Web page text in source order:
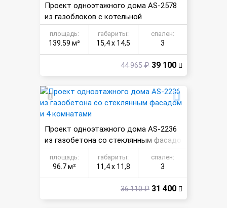
Проект одноэтажного дома AS-2578
из газоблоков с котельной
площадь:
139.59 м²
габариты:
15,4 х 14,5
спален:
3
44 965 ₽ 39 100
Проект одноэтажного дома AS-2236
из газобетона со стеклянным фасадо
м и 4 комнатами
площадь:
96.7 м²
габариты:
11,4 х 11,8
спален:
3
36 110 ₽ 31 400